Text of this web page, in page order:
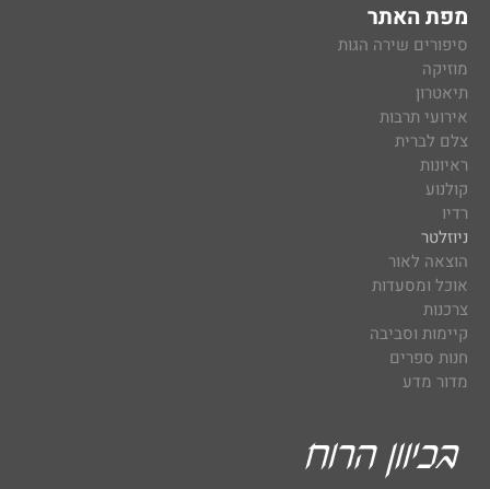
מפת האתר
סיפורים שירה הגות
מוזיקה
תיאטרון
אירועי תרבות
צלם לברית
ראיונות
קולנוע
רדיו
ניוזלטר
הוצאה לאור
אוכל ומסעדות
צרכנות
קיימות וסביבה
חנות ספרים
מדור מדע